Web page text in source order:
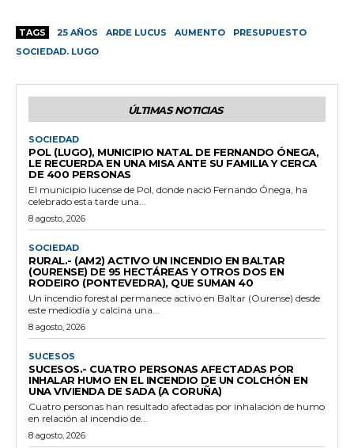
TAGS 25 AÑOS ARDE LUCUS AUMENTO
PRESUPUESTO
SOCIEDAD. LUGO
ÚLTIMAS NOTICIAS
SOCIEDAD
POL (LUGO), MUNICIPIO NATAL DE FERNANDO ÓNEGA,
LE RECUERDA EN UNA MISA ANTE SU FAMILIA Y CERCA
DE 400 PERSONAS
El municipio lucense de Pol, donde nació Fernando Ónega, ha
celebrado esta tarde una...
8 agosto, 2026
SOCIEDAD
RURAL.- (AM2) ACTIVO UN INCENDIO EN BALTAR
(OURENSE) DE 95 HECTÁREAS Y OTROS DOS EN
RODEIRO (PONTEVEDRA), QUE SUMAN 40
Un incendio forestal permanece activo en Baltar (Ourense) desde
este mediodía y calcina una...
8 agosto, 2026
SUCESOS
SUCESOS.- CUATRO PERSONAS AFECTADAS POR
INHALAR HUMO EN EL INCENDIO DE UN COLCHÓN EN
UNA VIVIENDA DE SADA (A CORUÑA)
Cuatro personas han resultado afectadas por inhalación de humo
en relación al incendio de...
8 agosto, 2026